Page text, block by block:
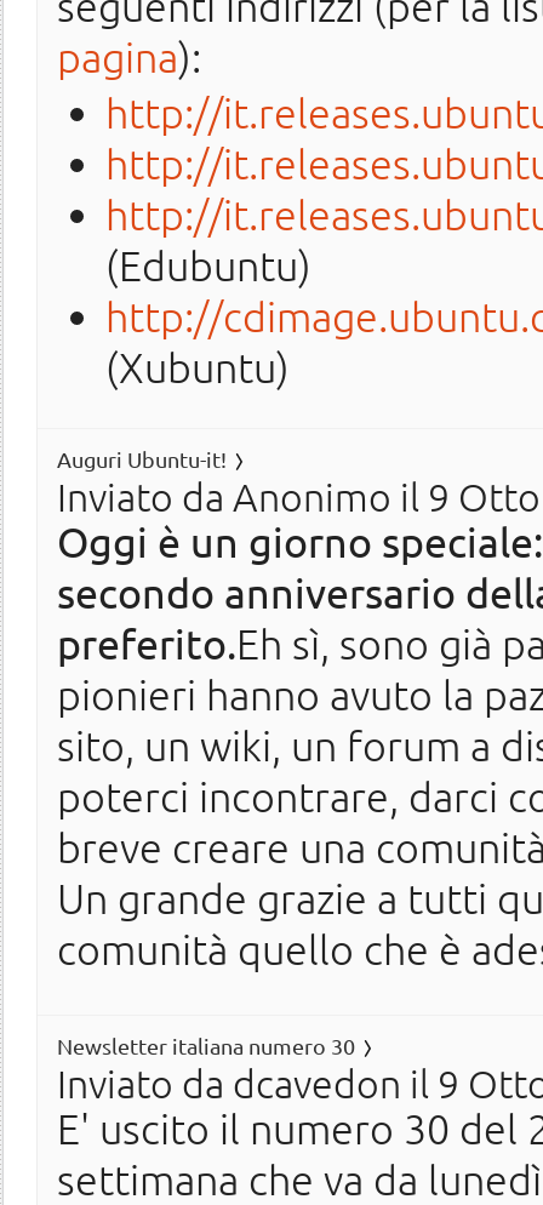
pagina):
http://
http://
http://
(Edubuntu)
http://
(Xubuntu)
Auguri Ubuntu-it!
Inviato da Anonimo il 9
Oggi è un giorno
secondo anniversario
preferito.Eh sì, sono già
pionieri hanno avuto la
sito, un wiki, un forum a
poterci incontrare, darci
breve creare una
Un grande grazie a tutti
comunità quello che è
Newsletter italiana numero 30
Inviato da dcavedon il 9
E' uscito il numero 30 del
settimana che va da